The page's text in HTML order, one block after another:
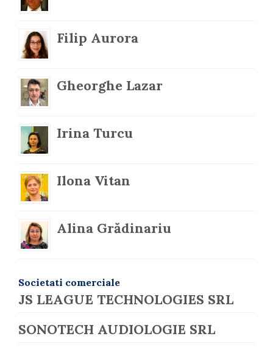
Filip Aurora
Gheorghe Lazar
Irina Turcu
Ilona Vitan
Alina Grădinariu
Societati comerciale
JS LEAGUE TECHNOLOGIES SRL
SONOTECH AUDIOLOGIE SRL